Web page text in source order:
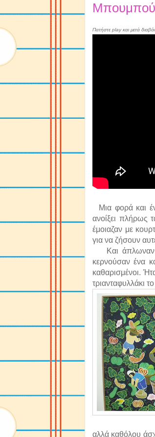
Πατήστε play και μετά
Μια φορά και
ανοίξει πλήρως
έμοιαζαν με
για να ζήσουν
Και άπλωναν
κερνούσαν ένα
καθαρισμένοι.
τριανταφυλλάκι
αλλά καθόλου